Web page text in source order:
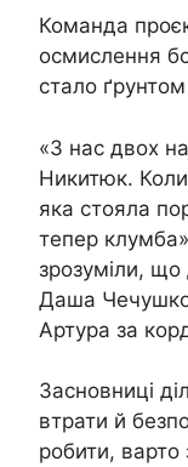
Команда
осмислення
стало ґрунтом
«З нас двох
Никитюк.
яка стояла
тепер
зрозуміли, що
Даша
Артура за
Засновниці
втрати й
робити, варто